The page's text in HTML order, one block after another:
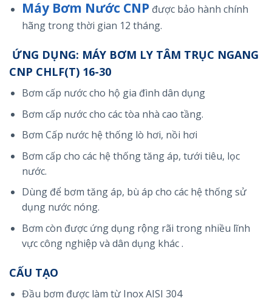
Máy Bơm Nước CNPđược bảo hành chính
hãng trong thời gian 12 tháng.
ỨNG DỤNG: MÁY BƠM LY TÂM TRỤC NGANG
CNP CHLF(T) 16-30
Bơm cấp nước cho hộ gia đình dân dụng
Bơm cấp nước cho các tòa nhà cao tầng.
Bơm Cấp nước hệ thống lò hơi, nồi hơi
Bơm cấp cho các hệ thống tăng áp, tưới tiêu, lọc
nước.
Dùng để bơm tăng áp, bù áp cho các hệ thống sử
dụng nước nóng.
Bơm còn được ứng dụng rộng rãi trong nhiều lĩnh
vực công nghiệp và dân dụng khác .
CẤU TẠO
Đầu bơm được làm từ Inox AISI 304